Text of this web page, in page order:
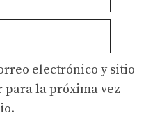
electrónico y sitio
para la próxima vez